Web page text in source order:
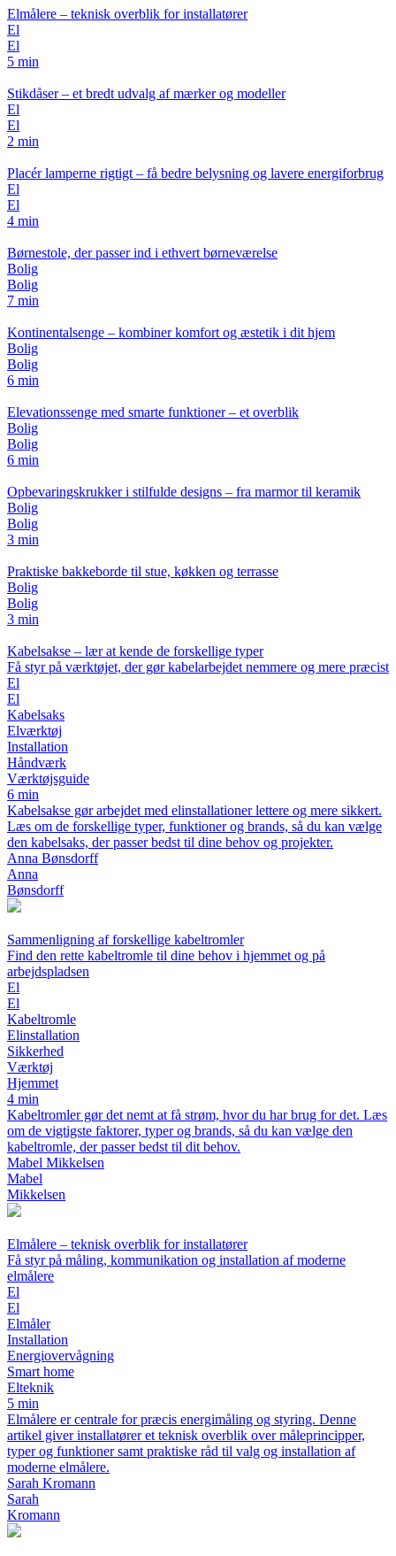
Elmålere – teknisk overblik for installatører
El
El
5 min
Stikdåser – et bredt udvalg af mærker og modeller
El
El
2 min
Placér lamperne rigtigt – få bedre belysning og lavere energiforbrug
El
El
4 min
Børnestole, der passer ind i ethvert børneværelse
Bolig
Bolig
7 min
Kontinentalsenge – kombiner komfort og æstetik i dit hjem
Bolig
Bolig
6 min
Elevationssenge med smarte funktioner – et overblik
Bolig
Bolig
6 min
Opbevaringskrukker i stilfulde designs – fra marmor til keramik
Bolig
Bolig
3 min
Praktiske bakkeborde til stue, køkken og terrasse
Bolig
Bolig
3 min
Kabelsakse – lær at kende de forskellige typer
Få styr på værktøjet, der gør kabelarbejdet nemmere og mere præcist
El
El
Kabelsaks
Elværktøj
Installation
Håndværk
Værktøjsguide
6 min
Kabelsakse gør arbejdet med elinstallationer lettere og mere sikkert.
Læs om de forskellige typer, funktioner og brands, så du kan vælge
den kabelsaks, der passer bedst til dine behov og projekter.
Anna Bønsdorff
Anna
Bønsdorff
Sammenligning af forskellige kabeltromler
Find den rette kabeltromle til dine behov i hjemmet og på
arbejdspladsen
El
El
Kabeltromle
Elinstallation
Sikkerhed
Værktøj
Hjemmet
4 min
Kabeltromler gør det nemt at få strøm, hvor du har brug for det. Læs
om de vigtigste faktorer, typer og brands, så du kan vælge den
kabeltromle, der passer bedst til dit behov.
Mabel Mikkelsen
Mabel
Mikkelsen
Elmålere – teknisk overblik for installatører
Få styr på måling, kommunikation og installation af moderne
elmålere
El
El
Elmåler
Installation
Energiovervågning
Smart home
Elteknik
5 min
Elmålere er centrale for præcis energimåling og styring. Denne
artikel giver installatører et teknisk overblik over måleprincipper,
typer og funktioner samt praktiske råd til valg og installation af
moderne elmålere.
Sarah Kromann
Sarah
Kromann